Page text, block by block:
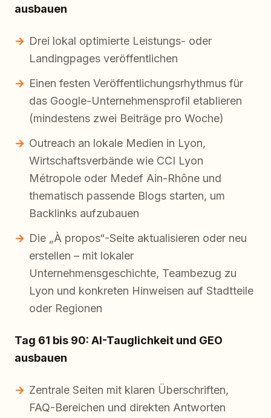
ausbauen
Drei lokal optimierte Leistungs- oder
Landingpages veröffentlichen
Einen festen Veröffentlichungsrhythmus für
das Google-Unternehmensprofil etablieren
(mindestens zwei Beiträge pro Woche)
Outreach an lokale Medien in Lyon,
Wirtschaftsverbände wie CCI Lyon
Métropole oder Medef Ain-Rhône und
thematisch passende Blogs starten, um
Backlinks aufzubauen
Die „À propos“-Seite aktualisieren oder neu
erstellen – mit lokaler
Unternehmensgeschichte, Teambezug zu
Lyon und konkreten Hinweisen auf Stadtteile
oder Regionen
Tag 61 bis 90: AI-Tauglichkeit und GEO
ausbauen
Zentrale Seiten mit klaren Überschriften,
FAQ-Bereichen und direkten Antworten